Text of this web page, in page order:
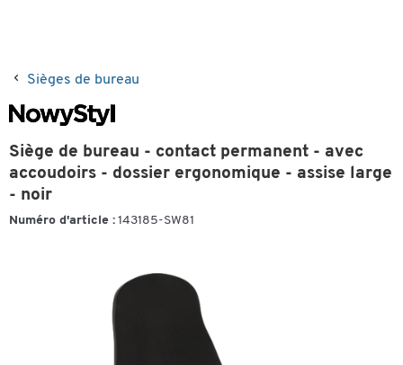
Sièges de bureau
Siège de bureau - contact permanent - avec
accoudoirs - dossier ergonomique - assise large
- noir
Numéro d'article : 143185-SW81